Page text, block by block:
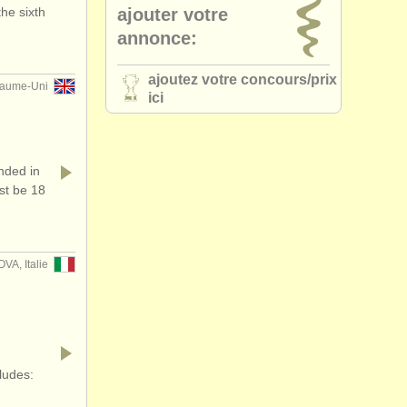
sixth
Uni
in
be 18
Italie
ajouter votre
annonce:
ajoutez votre concours/prix
ici